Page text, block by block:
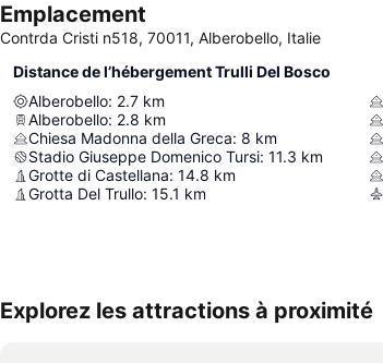
Emplacement
Contrda Cristi n518, 70011, Alberobello, Italie
Distance de l’hébergement Trulli Del Bosco
Alberobello: 2.7 km
Alberobello: 2.8 km
Chiesa Madonna della Greca: 8 km
Stadio Giuseppe Domenico Tursi: 11.3 km
Grotte di Castellana: 14.8 km
Grotta Del Trullo: 15.1 km
Explorez les attractions à proximité